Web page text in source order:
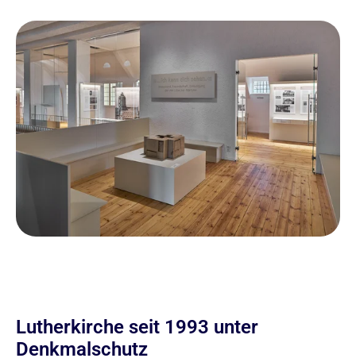
Lutherkirche seit 1993 unter
Denkmalschutz